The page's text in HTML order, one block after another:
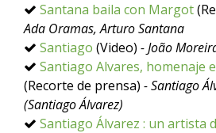
Santana baila con Margot
Ada Oramas, Arturo Santana
Santiago (Video) - João
Santiago Alvares, homenaje
(Recorte de prensa) - Santiago
(Santiago Álvarez)
Santiago Álvarez : un artista